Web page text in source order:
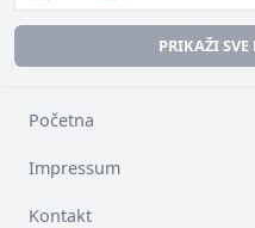
PRIKAŽI SVE
Početna
Impressum
Kontakt